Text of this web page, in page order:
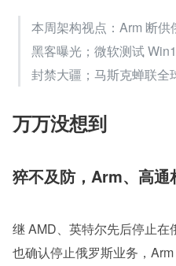
本周架构视点：Arm 断
黑客曝光；微软测试
封禁大疆；马斯克蝉联全
万万没想到
猝不及防，Arm、高通
继 AMD、英特尔先后停止
也确认停止俄罗斯业务，